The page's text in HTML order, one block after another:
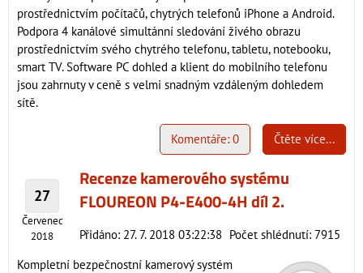
prostřednictvím počítačů, chytrých telefonů iPhone a Android.
Podpora 4 kanálové simultánní sledování živého obrazu
prostřednictvím svého chytrého telefonu, tabletu, notebooku,
smart TV. Software PC dohled a klient do mobilního telefonu
jsou zahrnuty v ceně s velmi snadným vzdáleným dohledem
sítě.
Čtěte více...
Komentáře: 0
27
Červenec
2018
Recenze kamerového systému
FLOUREON P4-E400-4H díl 2.
Přidáno: 27. 7. 2018 03:22:38 Počet shlédnutí: 7915
Kompletní bezpečnostní kamerový systém